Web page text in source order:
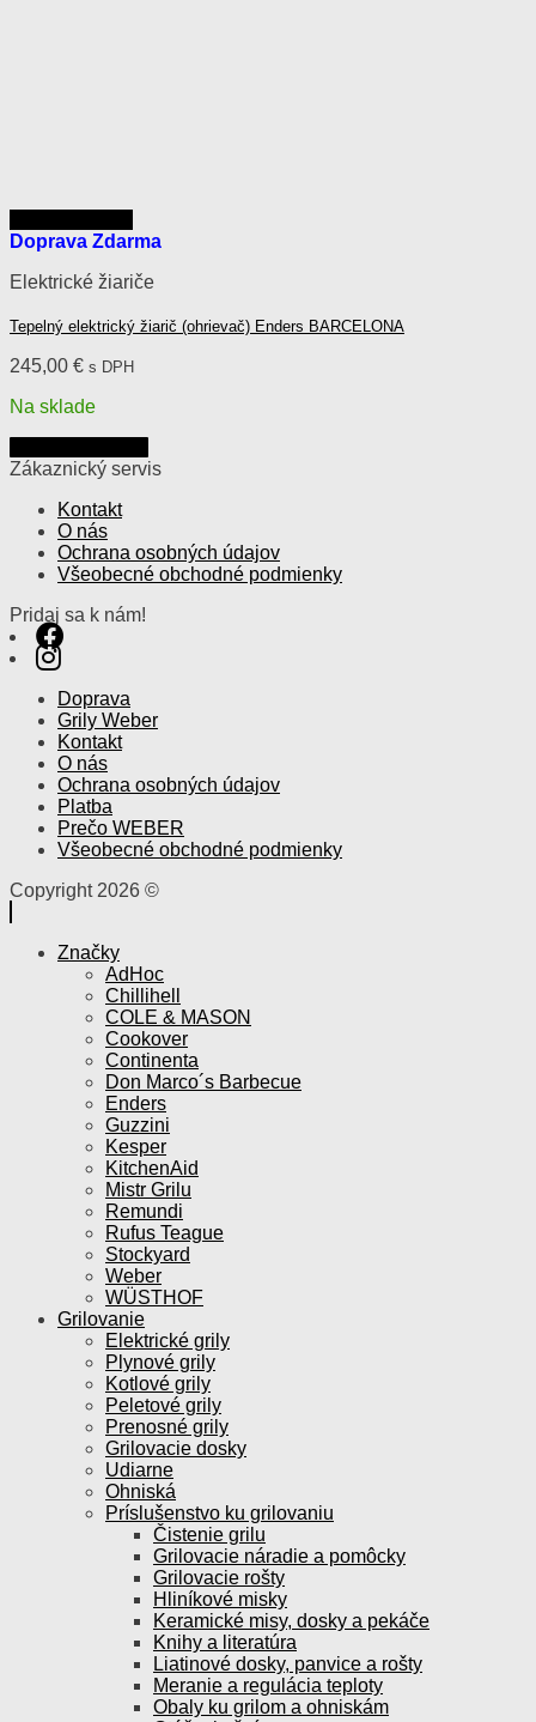
Doprava Zdarma
Elektrické žiariče
Tepelný elektrický žiarič (ohrievač) Enders BARCELONA
245,00 € s DPH
Na sklade
Zákaznický servis
Kontakt
O nás
Ochrana osobných údajov
Všeobecné obchodné podmienky
Pridaj sa k nám!
Doprava
Grily Weber
Kontakt
O nás
Ochrana osobných údajov
Platba
Prečo WEBER
Všeobecné obchodné podmienky
Copyright 2026 ©
Značky
AdHoc
Chillihell
COLE & MASON
Cookover
Continenta
Don Marco´s Barbecue
Enders
Guzzini
Kesper
KitchenAid
Mistr Grilu
Remundi
Rufus Teague
Stockyard
Weber
WÜSTHOF
Grilovanie
Elektrické grily
Plynové grily
Kotlové grily
Peletové grily
Prenosné grily
Grilovacie dosky
Udiarne
Ohniská
Príslušenstvo ku grilovaniu
Čistenie grilu
Grilovacie náradie a pomôcky
Grilovacie rošty
Hliníkové misky
Keramické misy, dosky a pekáče
Knihy a literatúra
Liatinové dosky, panvice a rošty
Meranie a regulácia teploty
Obaly ku grilom a ohniskám